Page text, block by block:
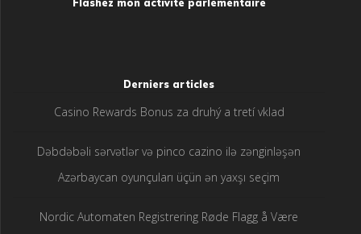
Flashez mon activité parlementaire
Derniers articles
Casino Rewards Bonus za druhý a tretí vklad
Dəbdəbəli sərvətlər və pinco cazino ilə zənginləşən
Azərbaycan oyunçuları üçün ən yaxşı seçim
Nordic Automaten Registrering Røde Flagg å Være